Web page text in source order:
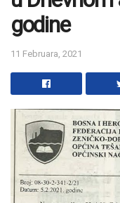
godine
11 Februara, 2021